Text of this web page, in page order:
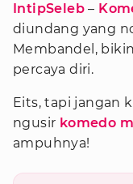
IntipSeleb –
diundang yang
Membandel,
percaya diri.
Eits, tapi jangan
ngusir komedo
ampuhnya!